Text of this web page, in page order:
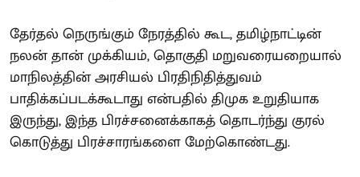
தேர்தல் நெருங்கும் நேரத்தில் கூட, தமிழ்நாட்டின்
நலன் தான் முக்கியம், தொகுதி மறுவரையறையால்
மாநிலத்தின் அரசியல் பிரதிநிதித்துவம்
பாதிக்கப்படக்கூடாது என்பதில் திமுக உறுதியாக
இருந்து, இந்த பிரச்சனைக்காகத் தொடர்ந்து குரல்
கொடுத்து பிரச்சாரங்களை மேற்கொண்டது.